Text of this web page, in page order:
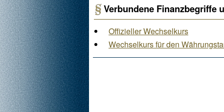
Verbundene Finanzbegriffe
Offizieller Wechselkurs
Wechselkurs für den